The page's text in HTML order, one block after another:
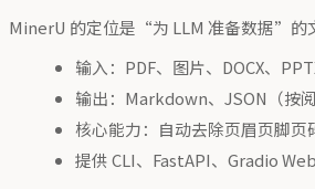
MinerU 的定位是“为 LLM 准备数据”的
输入：PDF、图片、DOCX、
输出：Markdown、JSON（按
核心能力：自动去除页眉页脚页
提供 CLI、FastAPI、Gradio